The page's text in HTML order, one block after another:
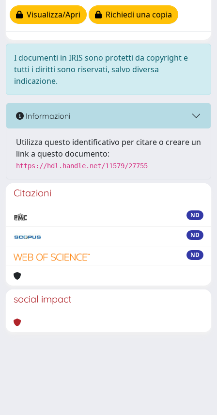
Visualizza/Apri
Richiedi una copia
I documenti in IRIS sono protetti da copyright e
tutti i diritti sono riservati, salvo diversa
indicazione.
Informazioni
Utilizza questo identificativo per citare o creare un
link a questo documento:
https://hdl.handle.net/11579/27755
Citazioni
ND
ND
ND
social impact